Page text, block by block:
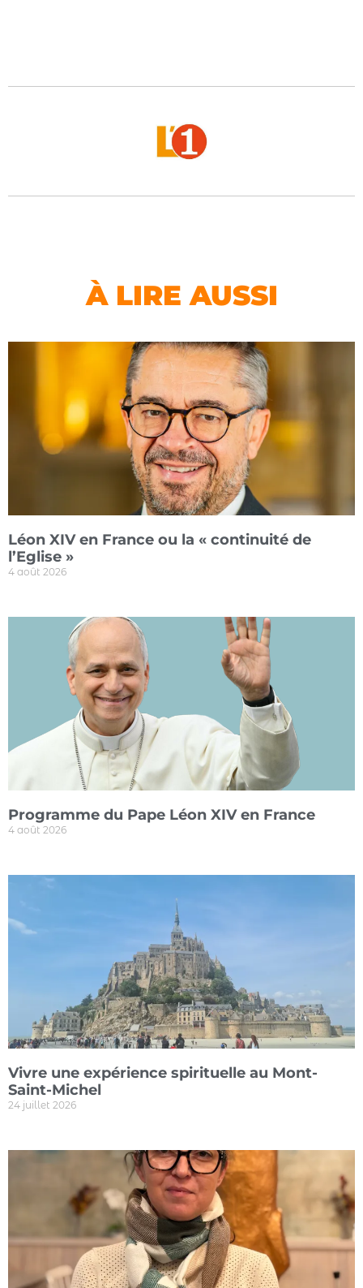
À LIRE AUSSI
Léon XIV en France ou la « continuité de
l’Eglise »
4 août 2026
Programme du Pape Léon XIV en France
4 août 2026
Vivre une expérience spirituelle au Mont-
Saint-Michel
24 juillet 2026